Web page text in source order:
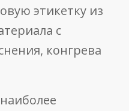
этикетку из
с
конгрева